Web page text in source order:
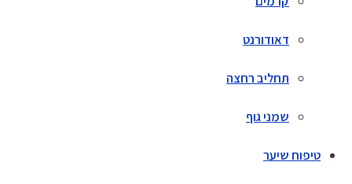
דאודורנט
תחליב רחצה
שמני גוף
טיפוח שיער